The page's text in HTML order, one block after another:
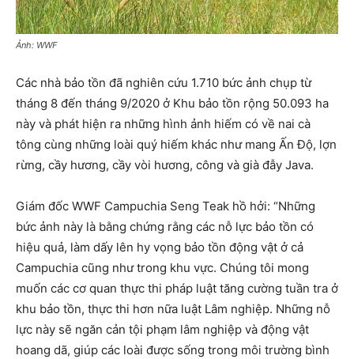
Ảnh: WWF
Các nhà bảo tồn đã nghiên cứu 1.710 bức ảnh chụp từ
tháng 8 đến tháng 9/2020 ở Khu bảo tồn rộng 50.093 ha
này và phát hiện ra những hình ảnh hiếm có về nai cà
tông cùng những loài quý hiếm khác như mang Ấn Độ, lợn
rừng, cầy hương, cầy vòi hương, công và già đẫy Java.
Giám đốc WWF Campuchia Seng Teak hồ hởi: “Những
bức ảnh này là bằng chứng rằng các nỗ lực bảo tồn có
hiệu quả, làm dấy lên hy vọng bảo tồn động vật ở cả
Campuchia cũng như trong khu vực. Chúng tôi mong
muốn các cơ quan thực thi pháp luật tăng cường tuần tra ở
khu bảo tồn, thực thi hơn nữa luật Lâm nghiệp. Những nỗ
lực này sẽ ngăn cản tội phạm lâm nghiệp và động vật
hoang dã, giúp các loài được sống trong môi trường bình